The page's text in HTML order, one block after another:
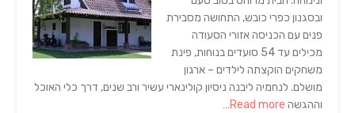
ובסגנון כפרי כובש, התחושה מסבירת
פנים עם הכניסה אזורי הסעודה
מכילים עד 54 סועדים בנוחות, פינת
משחקים הוקצתה לילדים – ארגון
מושלם. לנחמיה ליבנה ניסיון קולינארי עשיר ורב שנים, דרך כלי האוכל
וההגשה